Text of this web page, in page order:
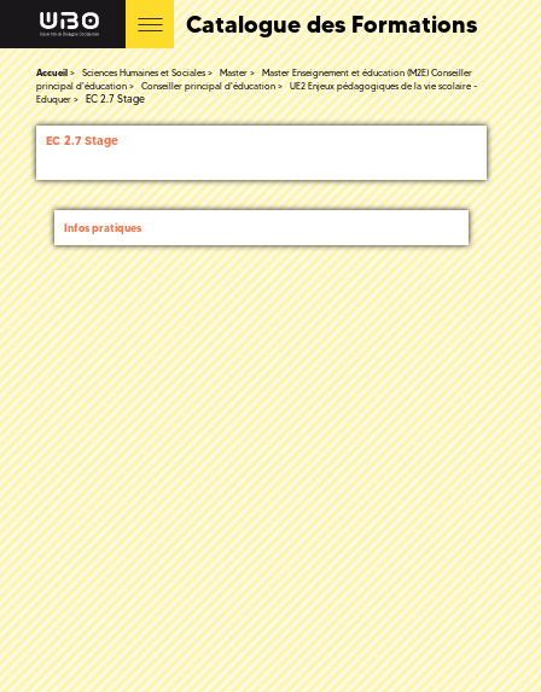
Catalogue des Formations
Accueil Sciences Humaines et Sociales Master
Master Enseignement et éducation (M2E) Conseiller
principal d'éducation
Conseiller principal d'éducation
UE2 Enjeux pédagogiques de la vie scolaire -
Eduquer
EC 2.7 Stage
EC 2.7 Stage
Infos pratiques